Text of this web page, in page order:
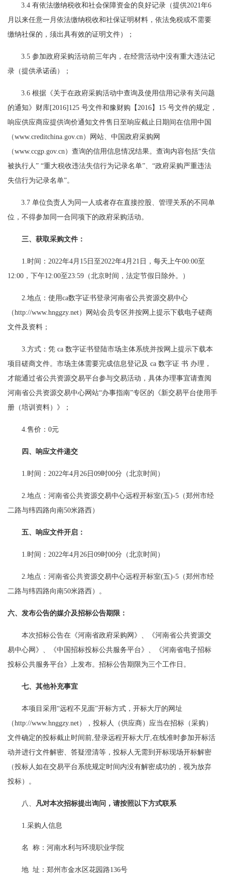
3.4 有依法缴纳税收和社会保障资金的良好记录（提供2021年6
月以来任意一月依法缴纳税收和社保证明材料，依法免税或不需要
缴纳社保的，须出具有效的证明文件）；
3.5 参加政府采购活动前三年内，在经营活动中没有重大违法记
录（提供承诺函）；
3.6 根据《关于在政府采购活动中查询及使用信用记录有关问题
的通知》财库[2016]125 号文件和豫财购【2016】15 号文件的规定，
响应供应商应提供询价通知文件售日至响应截止日期间在信用中国
（www.creditchina.gov.cn）网站、中国政府采购网
（www.ccgp.gov.cn）查询的信用信息情况结果。查询内容包括“失信
被执行人” “重大税收违法失信行为记录名单”、“政府采购严重违法
失信行为记录名单”。
3.7 单位负责人为同一人或者存在直接控股、管理关系的不同单
位，不得参加同一合同项下的政府采购活动。
三、获取采购文件：
1.时间：2022年4月15日至2022年4月21日，每天上午00:00至
12:00，下午12:00至23:59（北京时间，法定节假日除外。）
2.地点：使用ca数字证书登录河南省公共资源交易中心
（http://www.hnggzy.net）网站会员专区并按网上提示下载电子磋商
文件及资料；
3.方式：凭 ca 数字证书登陆市场主体系统并按网上提示下载本
项目磋商文件。市场主体需要完成信息登记及 ca 数字证 书 办理，
才能通过省公共资源交易平台参与交易活动，具体办理事宜请查阅
河南省公共资源交易中心网站“办事指南”专区的《新交易平台使用手
册（培训资料）》；
4.售价：0元
四、响应文件递交
1.时间： 2022年4月26日09时00分（北京时间）
2.地点： 河南省公共资源交易中心远程开标室(五)-5（郑州市经
二路与纬四路向南50米路西）
五、响应文件开启：
1.时间：2022年4月26日09时00分（北京时间）
2.地点：河南省公共资源交易中心远程开标室(五)-5（郑州市经
二路与纬四路向南50米路西） 。
六、发布公告的媒介及招标公告期限：
本次招标公告在《河南省政府采购网》、《河南省公共资源交
易中心网》、《中国招标投标公共服务平台》、《河南省电子招标
投标公共服务平台》上发布。招标公告期限为三个工作日。
七、其他补充事宜
本项目采用“远程不见面”开标方式，开标大厅的网址
（http://www.hnggzy.net），投标人（供应商）应当在招标（采购）
文件确定的投标截止时间前,登录远程开标大厅,在线准时参加开标活
动并进行文件解密、答疑澄清等，投标人无需到开标现场开标解密
（投标人如在交易平台系统规定时间内没有解密成功的，视为放弃
投标）。
八、 凡对本次招标提出询问，请按照以下方式联系
1.采购人信息
名 称：河南水利与环境职业学院
地 址：郑州市金水区花园路136号